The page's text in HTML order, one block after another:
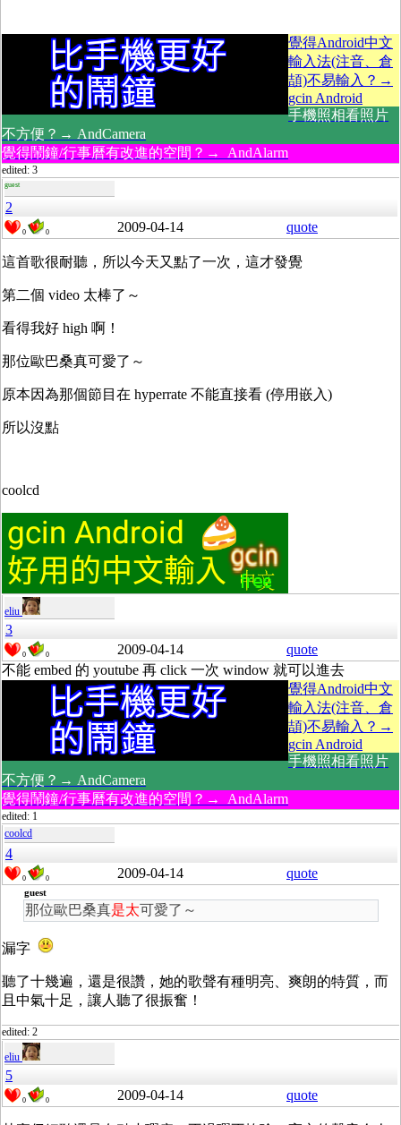
覺得Android中文
輸入法(注音、倉
頡)不易輸入？→
gcin Android
手機照相看照片
不方便？→ AndCamera
覺得鬧鐘/行事曆有改進的空間？→ AndAlarm
edited: 3
guest
2
0 0 2009-04-14 quote
這首歌很耐聽，所以今天又點了一次，這才發覺
第二個 video 太棒了～
看得我好 high 啊！
那位歐巴桑真可愛了～
原本因為那個節目在 hyperrate 不能直接看 (停用嵌入)
所以沒點
coolcd
eliu
3
0 0 2009-04-14
quote
不能 embed 的 youtube 再 click 一次 window 就可以進去
覺得Android中文
輸入法(注音、倉
頡)不易輸入？→
gcin Android
手機照相看照片
不方便？→ AndCamera
覺得鬧鐘/行事曆有改進的空間？→ AndAlarm
edited: 1
coolcd
4
0 0 2009-04-14 quote
guest
那位歐巴桑真是太可愛了～
漏字
聽了十幾遍，還是很讚，她的歌聲有種明亮、爽朗的特質，而
且中氣十足，讓人聽了很振奮！
edited: 2
eliu
5
0 0 2009-04-14 quote